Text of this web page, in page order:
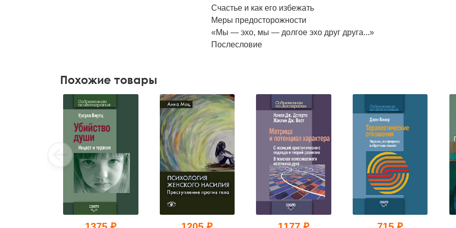
Счастье и как его избежать
Меры предосторожности
«Мы — эхо, мы — долгое эхо друг друга...»
Послесловие
Похожие товары